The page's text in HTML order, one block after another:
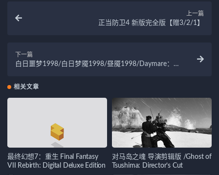
上一篇
正当防卫4 新版完全版【赠3/2/1】
下一篇
白日噩梦1998/白日梦魇1998/昼魇1998/Daymare：
相关文章
最终幻想7：重生 Final Fantasy
VII Rebirth: Digital Deluxe Edition
对马岛之魂 导演剪辑版 /Ghost of
Tsushima: Director’s Cut